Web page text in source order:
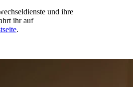
und ihre
ihr auf
.